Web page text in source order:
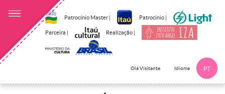
Patrocínio Master | Patrocínio |
Parceira | Realização |
Olá Visitante Idioma PT